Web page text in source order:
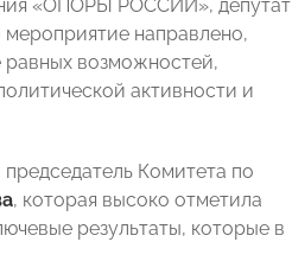
«ОПОРЫ РОССИИ», депутат
направлено,
возможностей,
активности и
Комитета по
, которая высоко отметила
результаты, которые в